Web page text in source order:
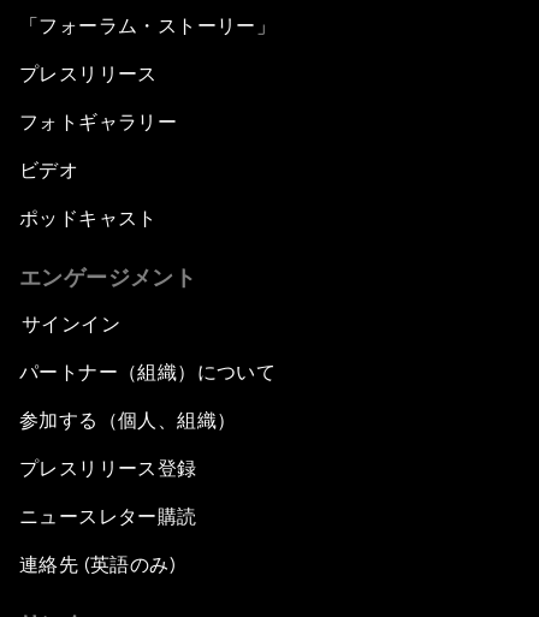
「フォーラム・ストーリー」
プレスリリース
フォトギャラリー
ビデオ
ポッドキャスト
エンゲージメント
サインイン
パートナー（組織）について
参加する（個人、組織）
プレスリリース登録
ニュースレター購読
連絡先 (英語のみ)